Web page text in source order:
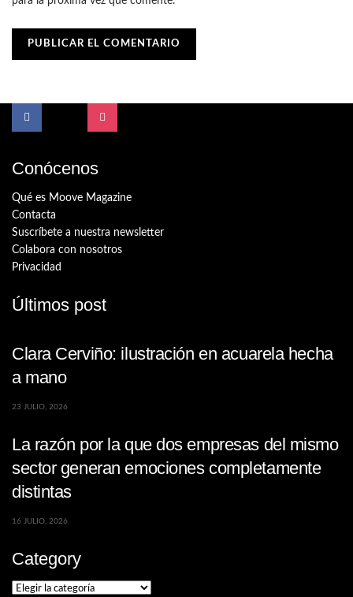
Conócenos
Qué es Moove Magazine
Contacta
Suscríbete a nuestra newsletter
Colabora con nosotros
Privacidad
Últimos post
Clara Cerviño: ilustración en acuarela hecha
a mano
23 JULIO, 2026
La razón por la que dos empresas del mismo
sector generan emociones completamente
distintas
16 JULIO, 2026
Category
Category